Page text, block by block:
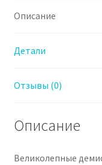
Описание
Детали
Отзывы (0)
Описание
Великолепные